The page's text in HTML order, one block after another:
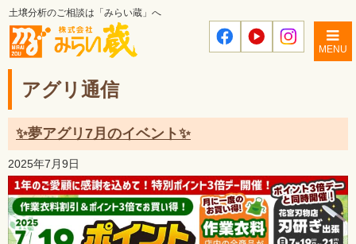
土壌分析のご相談は「みらい蔵」へ
MENU
アグリ通信
✨夢アグリ7月のイベント✨
2025年7月9日